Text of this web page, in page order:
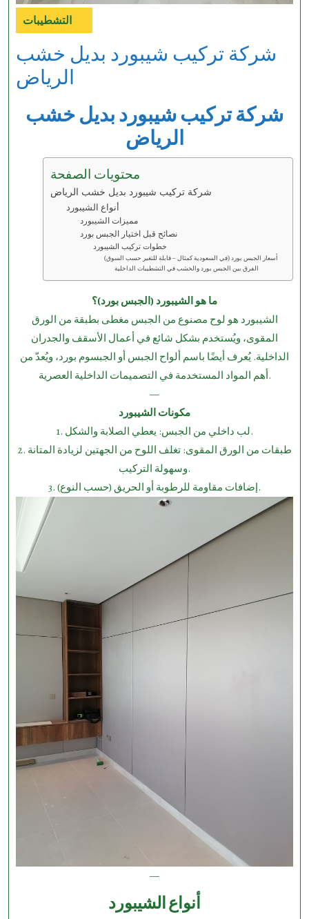
التشطيبات
شركة تركيب شيبورد بديل خشب
الرياض
شركة تركيب شيبورد بديل خشب
الرياض
محتويات الصفحة
شركة تركيب شيبورد بديل خشب الرياض
أنواع الشيبورد
مميزات الشيبورد
نصائح قبل اختيار الجبس بورد
خطوات تركيب الشيبورد
أسعار الجبس بورد (في السعودية كمثال – قابلة للتغير حسب السوق)
الفرق بين الجبس بورد والخشب في التشطيبات الداخلية
ما هو الشيبورد (الجبس بورد)؟
الشيبورد هو لوح مصنوع من الجبس مغطى بطبقة من الورق
المقوى، ويُستخدم بشكل شائع في أعمال الأسقف والجدران
الداخلية. يُعرف أيضًا باسم ألواح الجبس أو الجبسوم بورد، ويُعدّ من
أهم المواد المستخدمة في التصميمات الداخلية العصرية.
—
مكونات الشيبورد
1.⁠ ⁠لب داخلي من الجبس: يعطي الصلابة والشكل.
2.⁠ ⁠طبقات من الورق المقوى: تغلف اللوح من الجهتين لزيادة المتانة
وسهولة التركيب.
3.⁠ ⁠إضافات مقاومة للرطوبة أو الحريق (حسب النوع).
—
أنواع الشيبورد